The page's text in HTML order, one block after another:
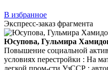
В избранное
Экспресс-заказ фрагмента
Юсупова, Гульмира
Повышение социальной
условиях перестройки : На
легкой пром-сти УзССР :